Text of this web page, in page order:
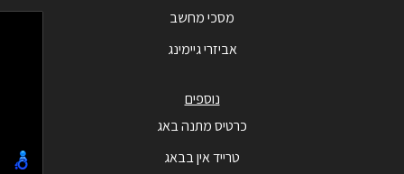
מסכי מחשב
אביזרי גיימינג
נוספים
כרטיס מתנה באג
טרייד אין בבאג